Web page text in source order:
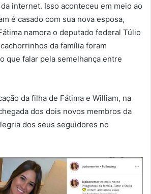
internet. Isso aconteceu em meio ao
é casado com sua nova esposa,
namora o deputado federal Túlio
da família foram
que falar pela semelhança entre
da filha de Fátima e William, na
dos dois novos membros da
dos seus seguidores no